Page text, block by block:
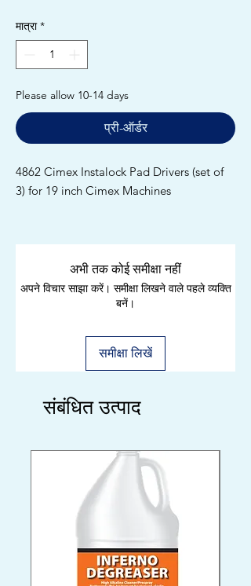
मात्रा *
Please allow 10-14 days
प्री-ऑर्डर
4862 Cimex Instalock Pad Drivers (set of
3) for 19 inch Cimex Machines
अभी तक कोई समीक्षा नहीं
अपने विचार साझा करें। समीक्षा लिखने वाले पहले व्यक्ति
बनें।
समीक्षा लिखें
संबंधित उत्पाद